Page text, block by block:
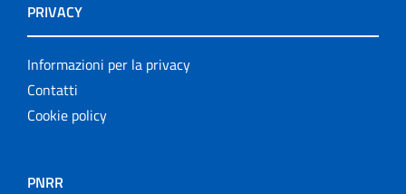
PRIVACY
Informazioni per la privacy
Contatti
Cookie policy
PNRR